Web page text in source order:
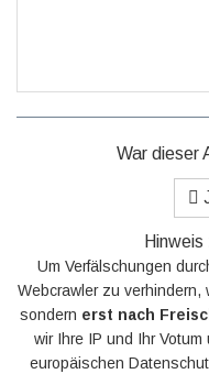
War dieser
Um Verfälschungen
Webcrawler zu verhindern,
sondern erst nach
wir Ihre IP und Ihr
europäischen